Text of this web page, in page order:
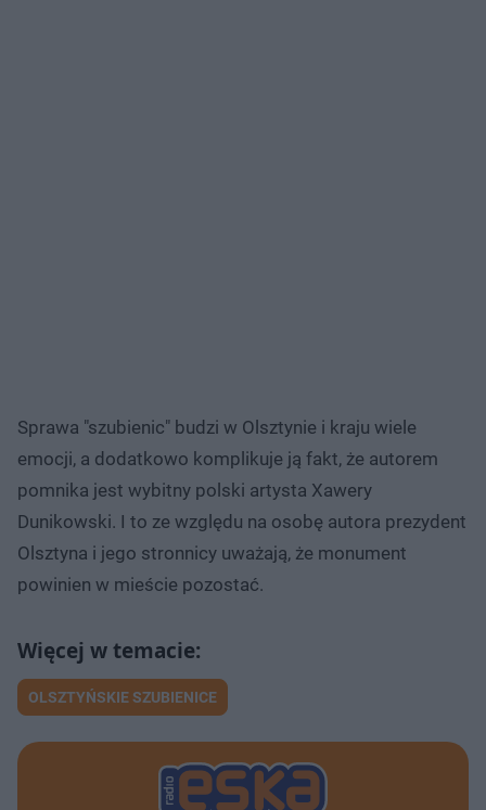
Sprawa "szubienic" budzi w Olsztynie i kraju wiele
emocji, a dodatkowo komplikuje ją fakt, że autorem
pomnika jest wybitny polski artysta Xawery
Dunikowski. I to ze względu na osobę autora prezydent
Olsztyna i jego stronnicy uważają, że monument
powinien w mieście pozostać.
OLSZTYŃSKIE SZUBIENICE